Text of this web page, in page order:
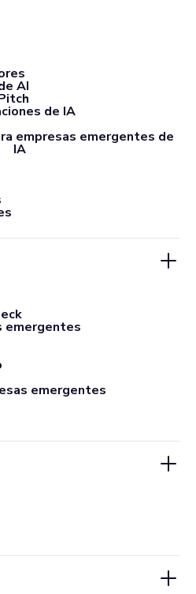
AI
de IA
empresas emergentes de
IA
emergentes
emergentes